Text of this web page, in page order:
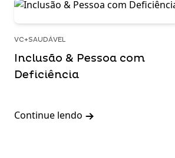
VC+SAUDÁVEL
Inclusão & Pessoa com
Deficiência
Continue lendo